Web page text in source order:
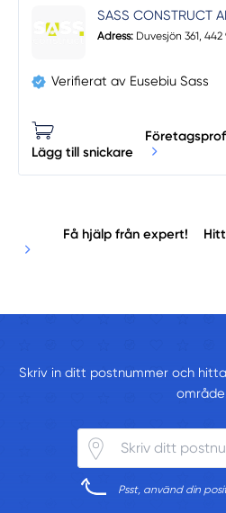
SASS CONSTRUCT
Adress: Duvesjön 361,
Verifierat av Eusebiu Sass
Lägg till snickare
Få hjälp från expert!
Skriv in ditt postnummer och
Psst, använd din